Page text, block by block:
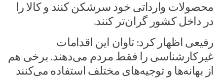
محصولات وارداتی خود سرشکن کنند و کالا را
در داخل کشور گران‌تر کنند.
رفیعی اظهار کرد: تاوان این اقدامات
غیرکارشناسی را فقط مردم می‌دهند. برخی هم
از بهانه‌ها و توجیه‌های مختلف استفاده می‌کنند